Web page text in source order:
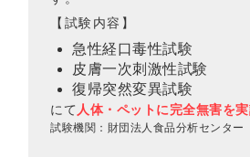
【試験内容】
急性経口毒性試験
皮膚一次刺激性試験
復帰突然変異試験
にて 人体・ペットに完全無害を実
試験機関：財団法人食品分析センター